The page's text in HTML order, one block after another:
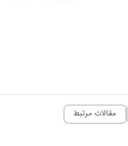
مقالات مرتبط